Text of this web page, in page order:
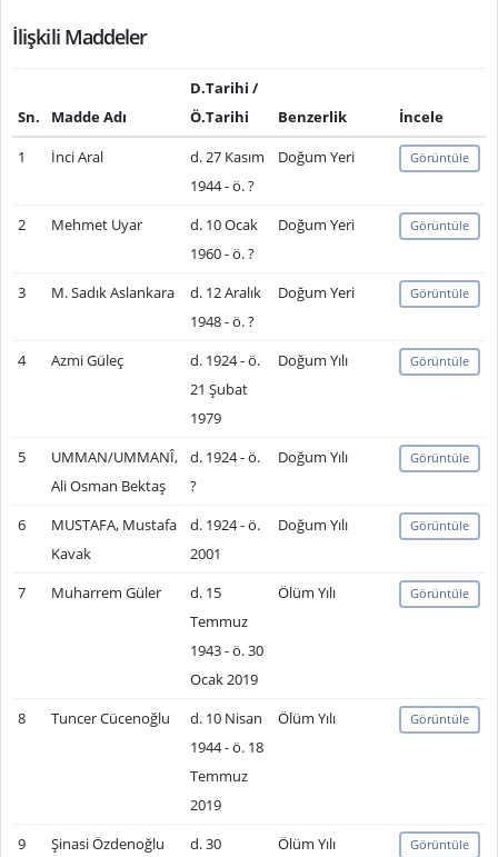
İlişkili Maddeler
Sn. Madde Adı
D.Tarihi /
Ö.Tarihi
Benzerlik
İncele
1
İnci Aral
d. 27 Kasım
1944 - ö. ?
Doğum Yeri Görüntüle
2 Mehmet Uyar
d. 10 Ocak
1960 - ö. ?
Doğum Yeri Görüntüle
3 M. Sadık Aslankara
d. 12 Aralık
1948 - ö. ?
Doğum Yeri Görüntüle
4 Azmi Güleç
d. 1924 - ö.
21 Şubat
1979
Doğum Yılı Görüntüle
5
UMMAN/UMMANÎ,
Ali Osman Bektaş
d. 1924 - ö.
?
Doğum Yılı Görüntüle
6
MUSTAFA, Mustafa
Kavak
d. 1924 - ö.
2001
Doğum Yılı Görüntüle
7 Muharrem Güler
d. 15
Temmuz
1943 - ö. 30
Ocak 2019
Ölüm Yılı Görüntüle
8 Tuncer Cücenoğlu
d. 10 Nisan
1944 - ö. 18
Temmuz
2019
Ölüm Yılı Görüntüle
9 Şinasi Özdenoğlu
d. 30
Ölüm Yılı Görüntüle